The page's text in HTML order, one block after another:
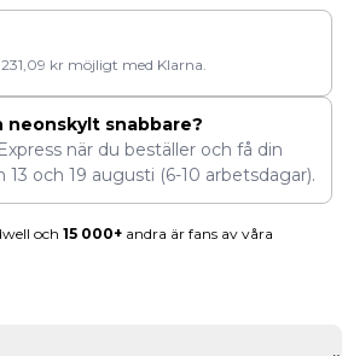
kr möjligt med Klarna.
neonskylt snabbare?
när du beställer och få din
13 och 19 augusti (6-10 arbetsdagar).
och 15 000+ andra är fans av våra